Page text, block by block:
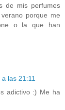
de mis perfumes
porque me
o la que han
las 21:11
adictivo :) Me ha